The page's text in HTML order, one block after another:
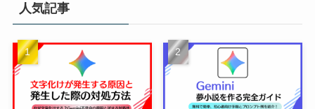
人気記事